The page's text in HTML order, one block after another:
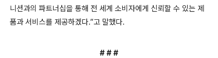
니션과의 파트너십을 통해 전 세계 소비자에게 신뢰할 수 있는 제
품과 서비스를 제공하겠다.”고 말했다.
# # #